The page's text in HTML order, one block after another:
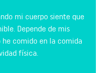
mi cuerpo siente que
Depende de mis
he comido en la comida
física.